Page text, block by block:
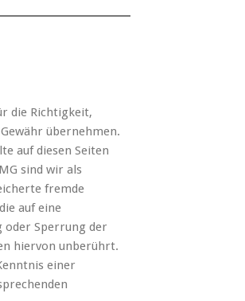
die Richtigkeit,
übernehmen.
auf diesen Seiten
sind wir als
fremde
auf eine
Sperrung der
hiervon unberührt.
einer